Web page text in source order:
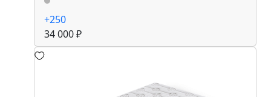
+250
34 000 ₽